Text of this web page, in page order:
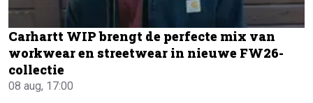
Carhartt WIP brengt de perfecte mix van
workwear en streetwear in nieuwe FW26-
collectie
08 aug, 17:00